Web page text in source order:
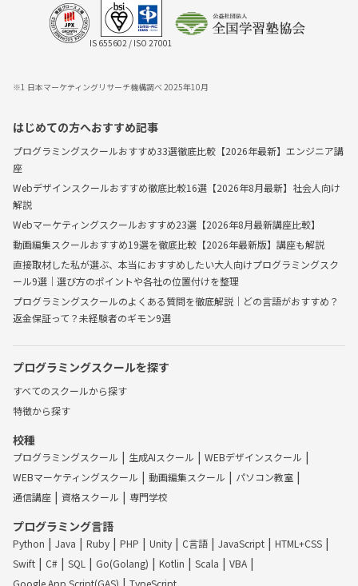
IS 655602 / ISO 27001
※1 日本マーケティングリサーチ機構調べ 2025年10月
はじめての方へおすすめ記事
プログラミングスクールおすすめ33選徹底比較【2026年最新】エンジニア講
座
Webデザインスクールおすすめ徹底比較16選【2026年8月最新】社会人向け
解説
Webマーケティングスクールおすすめ23選【2026年8月最新講座比較】
動画編集スクールおすすめ19選を徹底比較【2026年最新版】講座も解説
直接取材した私が選ぶ、本当におすすめしたい大人向けプログラミングスク
ール9選｜選び方のポイントや各社の位置付けを整理
プログラミングスクールのよくある質問を徹底解説｜どの言語がおすすめ？
返金保証って？未経験者のギモン9選
プログラミングスクールを探す
すべてのスクールから探す
特徴から探す
校種
プログラミングスクール 生成AIスクール
WEBデザインスクール
WEBマーケティングスクール
動画編集スクール
パソコン教室
通信講座
資格スクール 専門学校
プログラミング言語
Python Java Ruby PHP Unity C言語 JavaScript
HTML+CSS
Swift
C# SQL Go(Golang) Kotlin Scala
VBA
Google App Script(GAS)
TypeScript